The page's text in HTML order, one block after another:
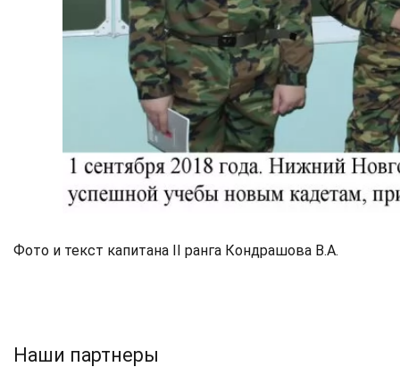
Фото и текст капитана II ранга Кондрашова В.А.
Наши партнеры